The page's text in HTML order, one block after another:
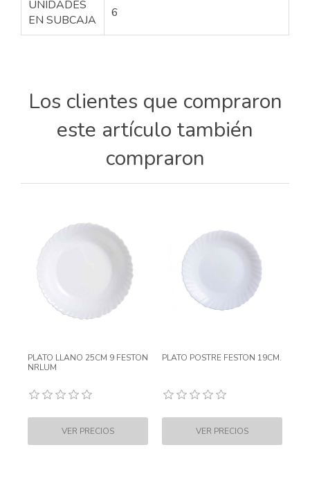
UNIDADES
EN SUBCAJA
6
Los clientes que compraron
este artículo también
compraron
PLATO LLANO 25CM 9 FESTON
NRLUM
PLATO POSTRE FESTON 19CM.